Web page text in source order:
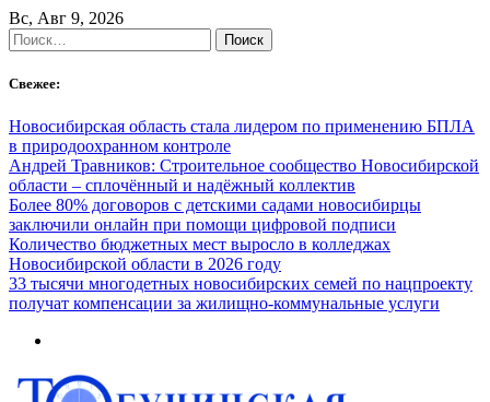
Skip
to
content
Вс, Авг 9, 2026
Найти:
Свежее:
Новосибирская область стала лидером по применению БПЛА
в природоохранном контроле
Андрей Травников: Строительное сообщество Новосибирской
области – сплочённый и надёжный коллектив
Более 80% договоров с детскими садами новосибирцы
заключили онлайн при помощи цифровой подписи
Количество бюджетных мест выросло в колледжах
Новосибирской области в 2026 году
33 тысячи многодетных новосибирских семей по нацпроекту
получат компенсации за жилищно-коммунальные услуги